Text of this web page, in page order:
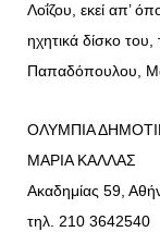
Λοΐζου, εκεί απ’
ηχητικά δίσκο
Παπαδόπουλου,
ΟΛΥΜΠΙΑ
ΜΑΡΙΑ ΚΑΛΛΑΣ
Ακαδημίας 59,
τηλ. 210 3642540